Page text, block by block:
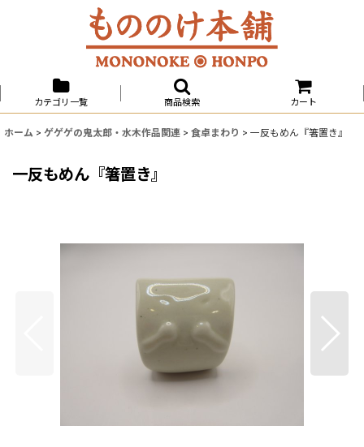
カテゴリ一覧 商品検索 カート
ホーム > ゲゲゲの鬼太郎・水木作品関連 > 食卓まわり > 一反もめん『箸置き』
一反もめん『箸置き』